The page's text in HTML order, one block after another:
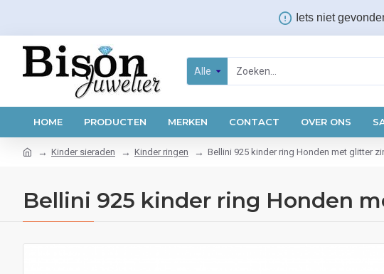
Iets niet
Alle
HOME PRODUCTEN MERKEN CONTACT OVER ONS
Kinder sieraden Kinder ringen Bellini 925 kinder ring Honden met glitter
Bellini 925 kinder ring Honden